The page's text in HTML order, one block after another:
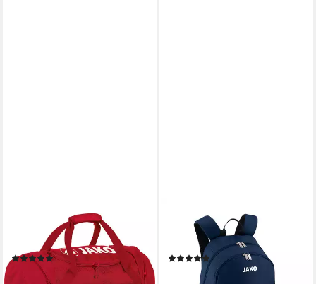
Sporttasche Jako
Rucksacktasche JAKO 1989
(1)
ab 31,97 € UVP 44,99 €
Sporttasche Classico
Rucksack (1-tlg), default
(4)
ab 17,87 € UVP 19,95 €